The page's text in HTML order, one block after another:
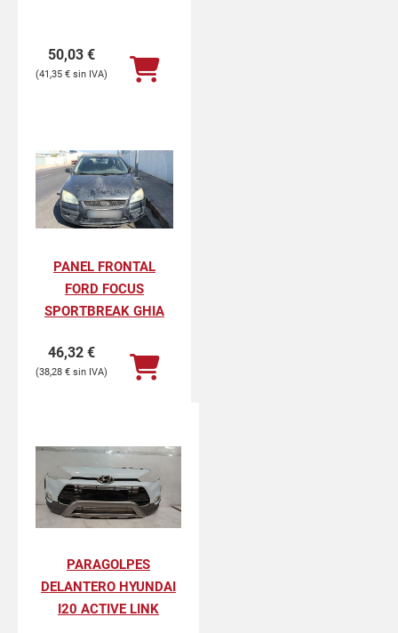
50,03 €
41,35 €
PANEL FRONTAL
FORD FOCUS
SPORTBREAK GHIA
46,32 €
38,28 €
PARAGOLPES
DELANTERO HYUNDAI
I20 ACTIVE LINK